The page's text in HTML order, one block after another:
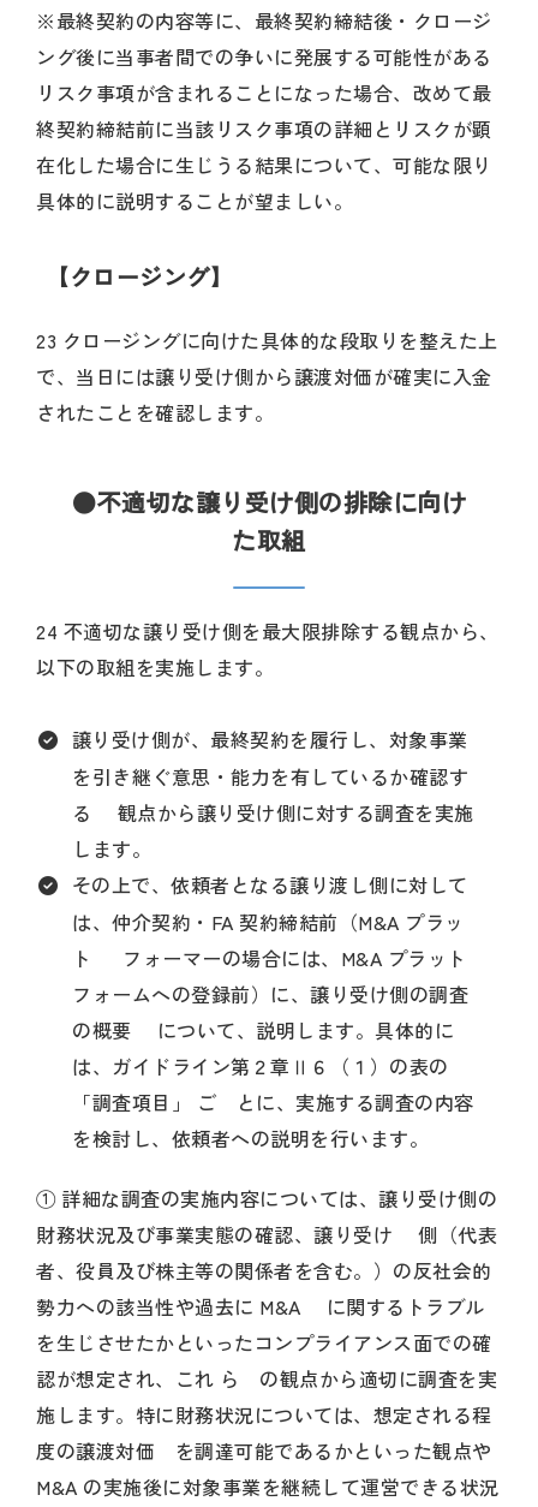
※最終契約の内容等に、最終契約締結後・クロージ
ング後に当事者間での争いに発展する可能性がある
リスク事項が含まれることになった場合、改めて最
終契約締結前に当該リスク事項の詳細とリスクが顕
在化した場合に生じうる結果について、可能な限り
具体的に説明することが望ましい。
【クロージング】
23 クロージングに向けた具体的な段取りを整えた上
で、当日には譲り受け側から譲渡対価が確実に入金
されたことを確認します。
●不適切な譲り受け側の排除に向け
た取組
24 不適切な譲り受け側を最大限排除する観点から、
以下の取組を実施します。
譲り受け側が、最終契約を履行し、対象事業
を引き継ぐ意思・能力を有しているか確認す
る 観点から譲り受け側に対する調査を実施
します。
その上で、依頼者となる譲り渡し側に対して
は、仲介契約・FA 契約締結前（M&A プラッ
ト フォーマーの場合には、M&A プラット
フォームへの登録前）に、譲り受け側の調査
の概要 について、説明します。具体的に
は、ガイドライン第２章Ⅱ６（１）の表の
「調査項目」 ご とに、実施する調査の内容
を検討し、依頼者への説明を行います。
① 詳細な調査の実施内容については、譲り受け側の
財務状況及び事業実態の確認、譲り受け 側（代表
者、役員及び株主等の関係者を含む。）の反社会的
勢力への該当性や過去に M&A に関するトラブル
を生じさせたかといったコンプライアンス面での確
認が想定され、これ ら の観点から適切に調査を実
施します。特に財務状況については、想定される程
度の譲渡対価 を調達可能であるかといった観点や
M&A の実施後に対象事業を継続して運営できる状況